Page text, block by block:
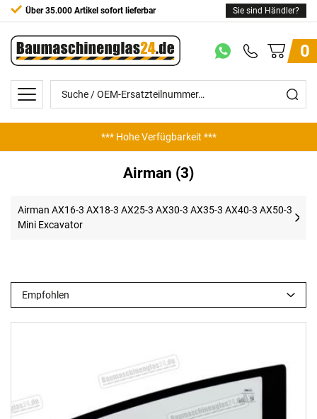
Über 35.000 Artikel sofort lieferbar Sie sind Händler?
0
*** Hohe Verfügbarkeit ***
Airman (3)
Airman AX16-3 AX18-3 AX25-3 AX30-3 AX35-3 AX40-3 AX50-3
Mini Excavator